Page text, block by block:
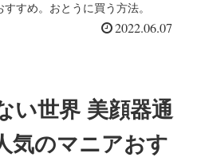
すめ。おとうに買う方法。
2022.06.07
い世界 美顔器通
気のマニアおす